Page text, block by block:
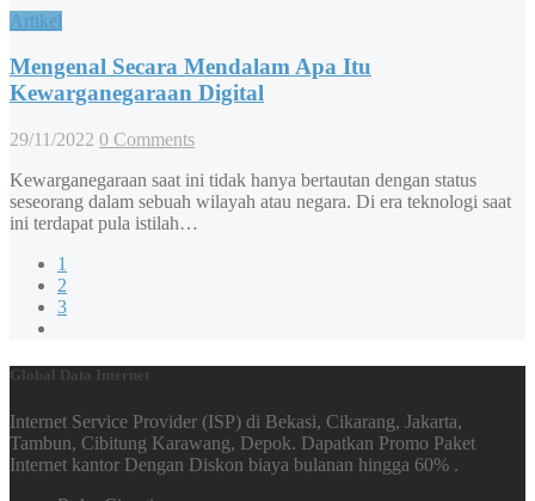
Artikel
Mengenal Secara Mendalam Apa Itu
Kewarganegaraan Digital
29/11/2022 0 Comments
Kewarganegaraan saat ini tidak hanya bertautan dengan status
seseorang dalam sebuah wilayah atau negara. Di era teknologi saat
ini terdapat pula istilah…
1
2
3
Global Data Internet
Internet Service Provider (ISP) di Bekasi, Cikarang, Jakarta,
Tambun, Cibitung Karawang, Depok. Dapatkan Promo Paket
Internet kantor Dengan Diskon biaya bulanan hingga 60% .